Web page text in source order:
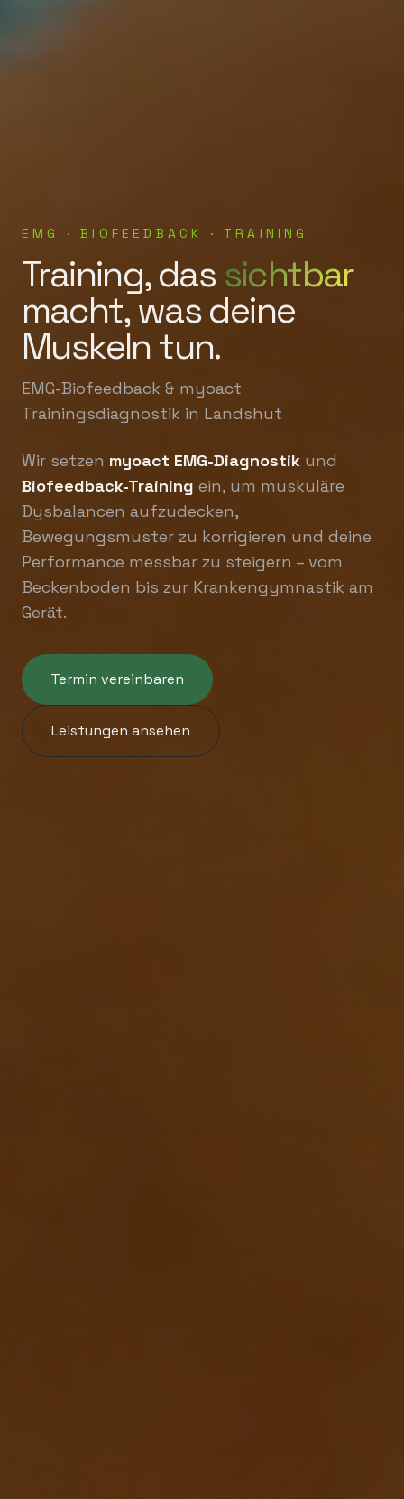
EMG · BIOFEEDBACK · TRAINING
Training, dassichtbar
macht, was deine
Muskeln tun.
EMG-Biofeedback & myoact
Trainingsdiagnostik in Landshut
Wir setzen myoact EMG-Diagnostik und
Biofeedback-Training ein, um muskuläre
Dysbalancen aufzudecken,
Bewegungsmuster zu korrigieren und deine
Performance messbar zu steigern – vom
Beckenboden bis zur Krankengymnastik am
Gerät.
Termin vereinbaren
Leistungen ansehen